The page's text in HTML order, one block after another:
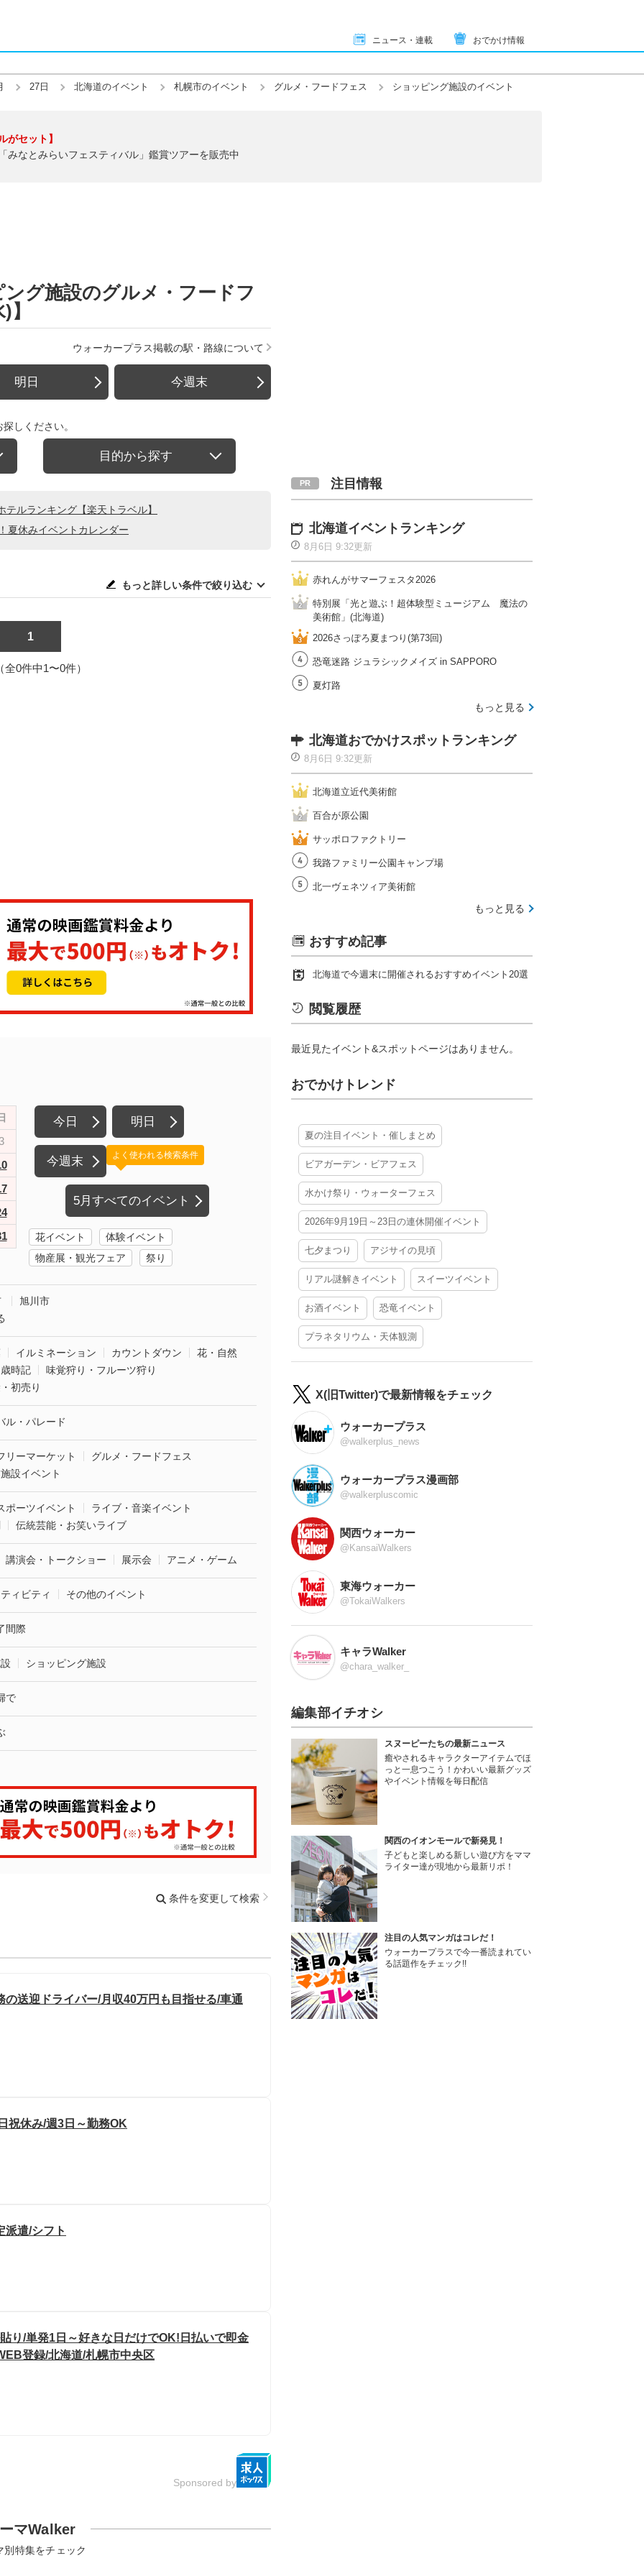
ニュース・連載 おでかけ情報
27日 北海道のイベント 札幌市のイベント グルメ・フードフェス ショッピング施設のイベント
がセット】
みなとみらいフェスティバル」鑑賞ツアーを販売中
グ施設のグルメ・フードフ
ウォーカープラス掲載の駅・路線について
明日 今週末
しください。
目的から探す
ルランキング【楽天トラベル】
夏休みイベントカレンダー
もっと詳しい条件で絞り込む
1
全0件中1〜0件）
今日 明日
今週末
5月すべてのイベント
よく使われる検索条件
花イベント
体験イベント
物産展・観光フェア
祭り
旭川市
イルミネーション カウントダウン
花・自然
時記
味覚狩り・フルーツ狩り
初売り
ル・パレード
リーマーケット
グルメ・フードフェス
設イベント
ポーツイベント
ライブ・音楽イベント
伝統芸能・お笑いライブ
講演会・トークショー 展示会 アニメ・ゲーム
ィビティ その他のイベント
間際
ショッピング施設
で
条件を変更して検索
送迎ドライバー/月収40万円も目指せる/車通
祝休み/週3日～勤務OK
派遣/シフト
り/単発1日～好きな日だけでOK!日払いで即金
登録/北海道/札幌市中央区
Sponsored by
マWalker
別特集をチェック
注目情報
北海道イベントランキング
8月6日 9:32更新
赤れんがサマーフェスタ2026
特別展「光と遊ぶ！超体験型ミュージアム 魔法の
美術館」(北海道)
2026さっぽろ夏まつり(第73回)
恐竜迷路 ジュラシックメイズ in SAPPORO
夏灯路
もっと見る
北海道おでかけスポットランキング
8月6日 9:32更新
北海道立近代美術館
百合が原公園
サッポロファクトリー
我路ファミリー公園キャンプ場
北一ヴェネツィア美術館
もっと見る
おすすめ記事
北海道で今週末に開催されるおすすめイベント20選
閲覧履歴
最近見たイベント&スポットページはありません。
おでかけトレンド
夏の注目イベント・催しまとめ
ビアガーデン・ビアフェス
水かけ祭り・ウォーターフェス
2026年9月19日～23日の連休開催イベント
七夕まつり アジサイの見頃
リアル謎解きイベント スイーツイベント
お酒イベント 恐竜イベント
プラネタリウム・天体観測
X(旧Twitter)で最新情報をチェック
ウォーカープラス
@walkerplus_news
ウォーカープラス漫画部
@walkerpluscomic
関西ウォーカー
@KansaiWalkers
東海ウォーカー
@TokaiWalkers
キャラWalker
@chara_walker_
編集部イチオシ
スヌーピーたちの最新ニュース
癒やされるキャラクターアイテムでほ
っと一息つこう！かわいい最新グッズ
やイベント情報を毎日配信
関西のイオンモールで新発見！
子どもと楽しめる新しい遊び方をママ
ライター達が現地から最新リポ！
注目の人気マンガはコレだ！
ウォーカープラスで今一番読まれてい
る話題作をチェック!!